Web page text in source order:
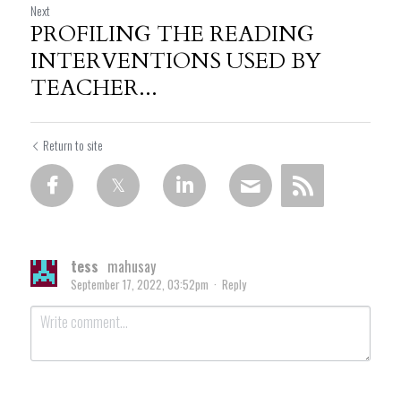
Next
PROFILING THE READING
INTERVENTIONS USED BY
TEACHER...
Return to site
tess mahusay
September 17, 2022, 03:52pm · Reply